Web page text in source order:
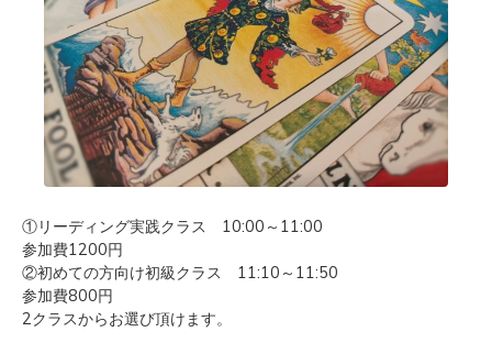
①リーディング実践クラス 10:00～11:00
参加費1200円
②初めての方向け初級クラス 11:10～11:50
参加費800円
2クラスからお選び頂けます。